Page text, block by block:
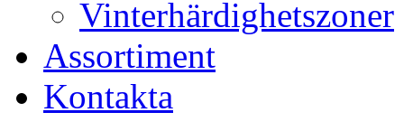
Vinterhärdighetszoner
Assortiment
Kontakta